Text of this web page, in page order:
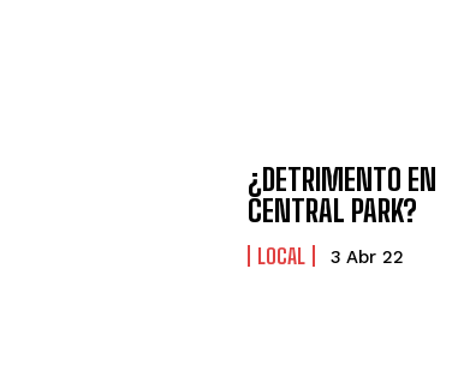
¿DETRIMENTO EN
CENTRAL PARK?
LOCAL 3 Abr 22